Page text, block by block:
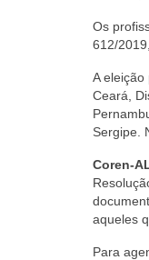
Os
612/
A eleição
Ceará,
Sergipe.
Coren-
aqueles
Para